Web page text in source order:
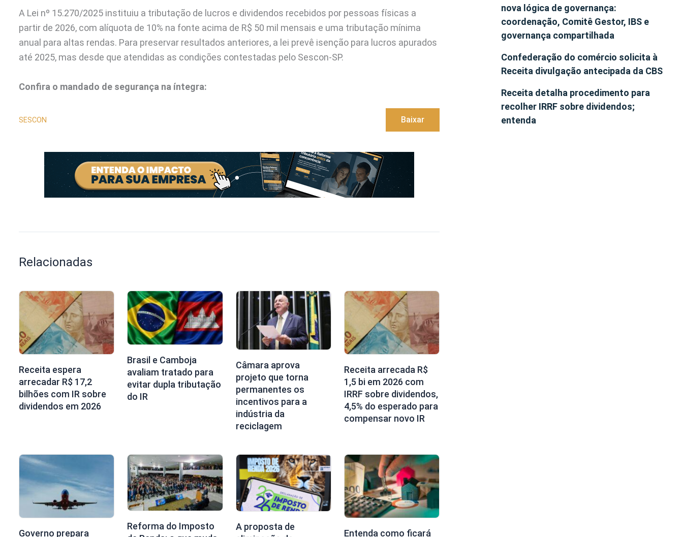
A Lei nº 15.270/2025 instituiu a tributação de lucros e dividendos recebidos por pessoas físicas a
partir de 2026, com alíquota de 10% na fonte acima de R$ 50 mil mensais e uma tributação mínima
anual para altas rendas. Para preservar resultados anteriores, a lei prevê isenção para lucros apurados
até 2025, mas desde que atendidas as condições contestadas pelo Sescon-SP.
Confira o mandado de segurança na íntegra:
SESCON Baixar
Relacionadas
Receita espera
arrecadar R$ 17,2
bilhões com IR sobre
dividendos em 2026
Brasil e Camboja
avaliam tratado para
evitar dupla tributação
do IR
Câmara aprova
projeto que torna
permanentes os
incentivos para a
indústria da
reciclagem
Receita arrecada R$
1,5 bi em 2026 com
IRRF sobre dividendos,
4,5% do esperado para
compensar novo IR
Governo prepara
Reforma do Imposto
A proposta de
Entenda como ficará
nova lógica de governança:
coordenação, Comitê Gestor, IBS e
governança compartilhada
Confederação do comércio solicita à
Receita divulgação antecipada da CBS
Receita detalha procedimento para
recolher IRRF sobre dividendos;
entenda